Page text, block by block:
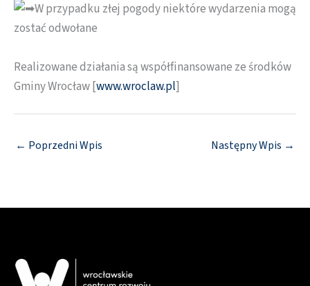
W przypadku złej pogody niektóre wydarzenia mogą
zostać odwołane
Realizowane działania są współfinansowane ze środków
Gminy Wrocław [www.wroclaw.pl]
← Poprzedni Wpis Następny Wpis →